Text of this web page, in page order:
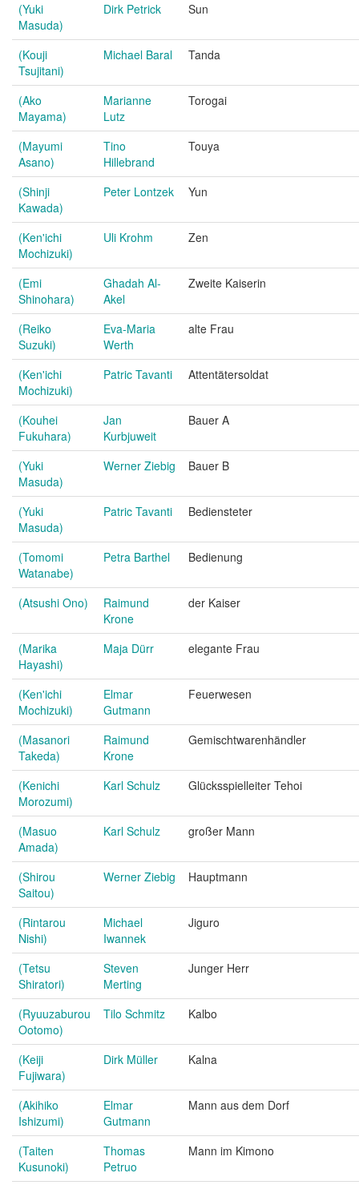
(Yuki
Masuda)
Dirk Petrick Sun
(Kouji
Tsujitani)
Michael Baral Tanda
(Ako
Mayama)
Marianne
Lutz
Torogai
(Mayumi
Asano)
Tino
Hillebrand
Touya
(Shinji
Kawada)
Peter Lontzek Yun
(Ken'ichi
Mochizuki)
Uli Krohm Zen
(Emi
Shinohara)
Ghadah Al-
Akel
Zweite Kaiserin
(Reiko
Suzuki)
Eva-Maria
Werth
alte Frau
(Ken'ichi
Mochizuki)
Patric Tavanti Attentätersoldat
(Kouhei
Fukuhara)
Jan
Kurbjuweit
Bauer A
(Yuki
Masuda)
Werner Ziebig Bauer B
(Yuki
Masuda)
Patric Tavanti Bediensteter
(Tomomi
Watanabe)
Petra Barthel Bedienung
(Atsushi Ono)
Raimund
Krone
der Kaiser
(Marika
Hayashi)
Maja Dürr elegante Frau
(Ken'ichi
Mochizuki)
Elmar
Gutmann
Feuerwesen
(Masanori
Takeda)
Raimund
Krone
Gemischtwarenhändler
(Kenichi
Morozumi)
Karl Schulz Glücksspielleiter Tehoi
(Masuo
Amada)
Karl Schulz großer Mann
(Shirou
Saitou)
Werner Ziebig Hauptmann
(Rintarou
Nishi)
Michael
Iwannek
Jiguro
(Tetsu
Shiratori)
Steven
Merting
Junger Herr
(Ryuuzaburou
Ootomo)
Tilo Schmitz Kalbo
(Keiji
Fujiwara)
Dirk Müller Kalna
(Akihiko
Ishizumi)
Elmar
Gutmann
Mann aus dem Dorf
(Taiten
Kusunoki)
Thomas
Petruo
Mann im Kimono